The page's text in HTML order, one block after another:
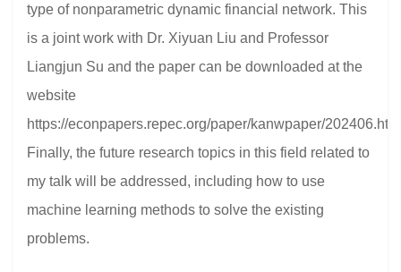
type of nonparametric dynamic financial network. This
is a joint work with Dr. Xiyuan Liu and Professor
Liangjun Su and the paper can be downloaded at the
website
https://econpapers.repec.org/paper/kanwpaper/
Finally, the future research topics in this field related to
my talk will be addressed, including how to use
machine learning methods to solve the existing
problems.